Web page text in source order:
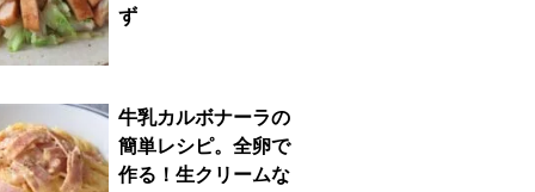
ず
牛乳カルボナーラの
簡単レシピ。全卵で
作る！生クリームな